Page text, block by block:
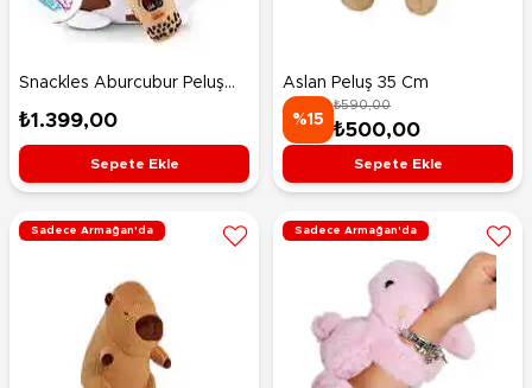
Snackles Aburcubur Peluş
₺1.399,00
Sepete Ekle
Aslan Peluş 35 Cm
%15
₺590,00
₺500,00
Sepete Ekle
Sadece Armağan'da Sadece Armağan'da